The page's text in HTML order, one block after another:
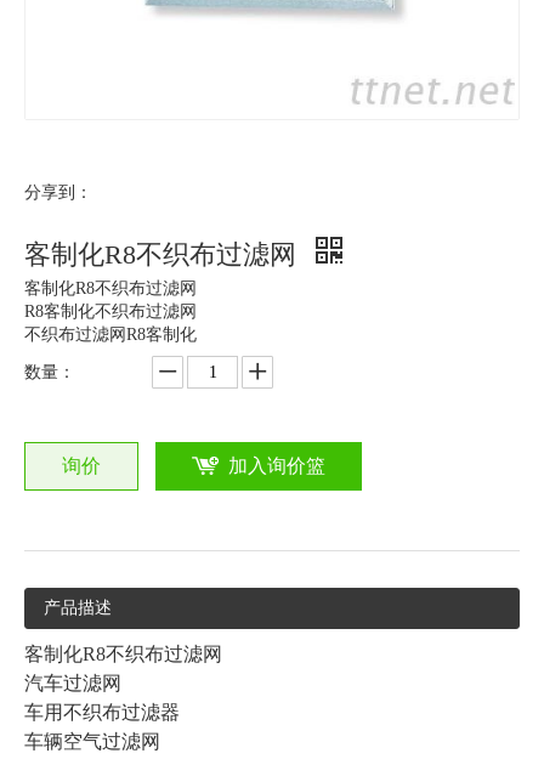
分享到：
客制化R8不织布过滤网
客制化R8不织布过滤网
R8客制化不织布过滤网
不织布过滤网R8客制化
数量：
询价 加入询价篮
产品描述
客制化R8不织布过滤网
汽车过滤网
车用不织布过滤器
车辆空气过滤网